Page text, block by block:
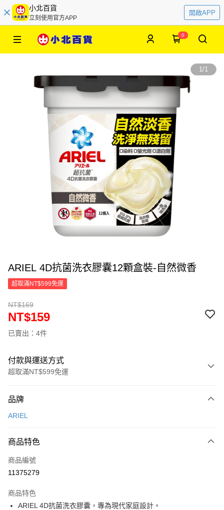
小北百貨
立刻使用官方APP
開啟APP
0
1/1
ARIEL 4D抗菌洗衣膠囊12顆盒裝-自然微香
超取滿NT$599免運
NT$169
NT$159
已賣出：4件
付款與運送方式
超取滿NT$599免運
信用卡一次付款
LINE Pay
Apple Pay
悠遊付
品牌
ARIEL
商品特色
商品編號
11375279
商品特色
ARIEL 4D抗菌洗衣膠囊，專為現代家庭設計。